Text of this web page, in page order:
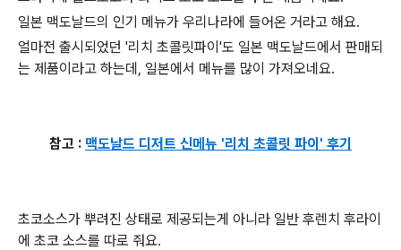
일본 맥도날드의 인기 메뉴가 우리나라에 들어온 거라고 해요.
얼마전 출시되었던 '리치 초콜릿파이'도 일본 맥도날드에서 판매되
는 제품이라고 하는데, 일본에서 메뉴를 많이 가져오네요.
참고 : 맥도날드 디저트 신메뉴 '리치 초콜릿 파이' 후기
초코소스가 뿌려진 상태로 제공되는게 아니라 일반 후렌치 후라이
에 초코 소스를 따로 줘요.